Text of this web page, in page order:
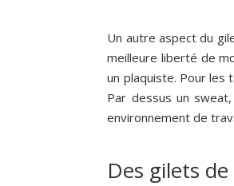
Un autre aspect du
meilleure liberté de
un plaquiste. Pour les
Par dessus un
environnement de
Des gilets